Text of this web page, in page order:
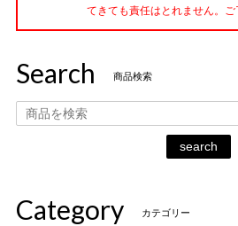
てきても責任はとれません。ご
Search 商品検索
search
Category カテゴリー